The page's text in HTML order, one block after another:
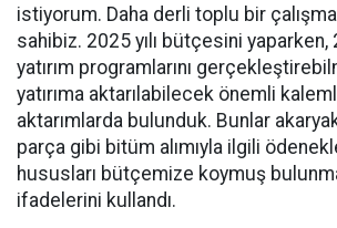
istiyorum. Daha derli toplu bir
sahibiz. 2025 yılı bütçesini yaparken,
yatırım programlarını
yatırıma aktarılabilecek önemli
aktarımlarda bulunduk. Bunlar
parça gibi bitüm alımıyla ilgili
hususları bütçemize koymuş
ifadelerini kullandı.